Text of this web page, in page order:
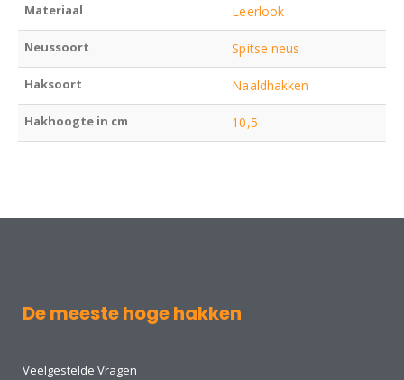
Materiaal Leerlook
Neussoort Spitse neus
Haksoort Naaldhakken
Hakhoogte in cm 10,5
De meeste hoge hakken
Veelgestelde Vragen